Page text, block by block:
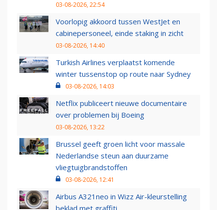
03-08-2026, 22:54
Voorlopig akkoord tussen WestJet en
cabinepersoneel, einde staking in zicht
03-08-2026, 14:40
Turkish Airlines verplaatst komende
winter tussenstop op route naar Sydney
03-08-2026, 14:03
Netflix publiceert nieuwe documentaire
over problemen bij Boeing
03-08-2026, 13:22
Brussel geeft groen licht voor massale
Nederlandse steun aan duurzame
vliegtuigbrandstoffen
03-08-2026, 12:41
Airbus A321neo in Wizz Air-kleurstelling